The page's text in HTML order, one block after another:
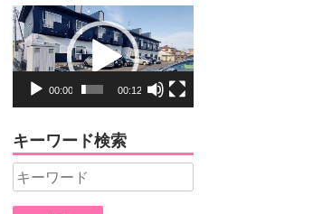
動
画
プ
ー
00:00 00:12
キーワード検索
Search
for: